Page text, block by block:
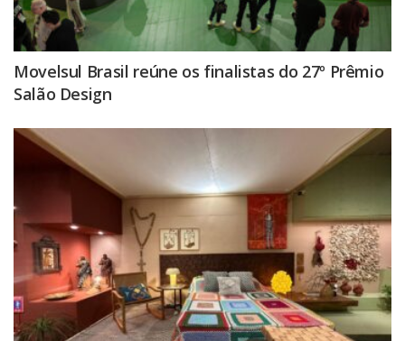
Movelsul Brasil reúne os finalistas do 27º Prêmio
Salão Design